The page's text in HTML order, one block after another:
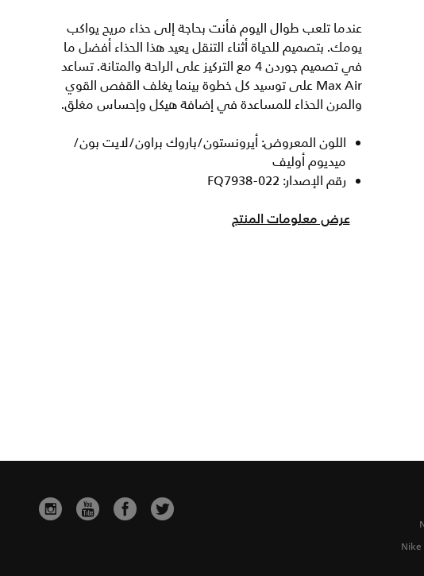
عندما تلعب طوال اليوم فأنت بحاجة إلى حذاء مريح يواكب
يومك. بتصميم للحياة أثناء التنقل يعيد هذا الحذاء أفضل ما
في تصميم جوردن 4 مع التركيز على الراحة والمتانة. تساعد
Max Air على توسيد كل خطوة بينما يغلف القفص القوي
والمرن الحذاء للمساعدة في إضافة هيكل وإحساس مغلق.
اللون المعروض: أيرونستون/باروك براون/لايت بون/
ميديوم أوليف
رقم الإصدار: FQ7938-022
عرض معلومات المنتج